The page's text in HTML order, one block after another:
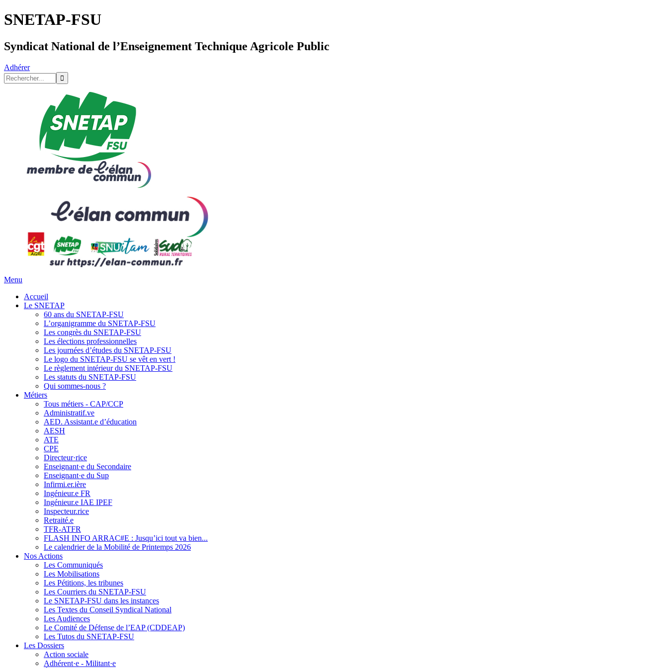
SNETAP-FSU
Syndicat National de l’Enseignement Technique Agricole Public
Adhérer
Menu
Accueil
Le SNETAP
60 ans du SNETAP-FSU
L’organigramme du SNETAP-FSU
Les congrès du SNETAP-FSU
Les élections professionnelles
Les journées d’études du SNETAP-FSU
Le logo du SNETAP-FSU se vêt en vert !
Le règlement intérieur du SNETAP-FSU
Les statuts du SNETAP-FSU
Qui sommes-nous ?
Métiers
Tous métiers - CAP/CCP
Administratif.ve
AED. Assistant.e d’éducation
AESH
ATE
CPE
Directeur·rice
Enseignant·e du Secondaire
Enseignant·e du Sup
Infirmi.er.ière
Ingénieur.e FR
Ingénieur.e IAE IPEF
Inspecteur.rice
Retraité.e
TFR-ATFR
FLASH INFO ARRAC#E : Jusqu’ici tout va bien...
Le calendrier de la Mobilité de Printemps 2026
Nos Actions
Les Communiqués
Les Mobilisations
Les Pétitions, les tribunes
Les Courriers du SNETAP-FSU
Le SNETAP-FSU dans les instances
Les Textes du Conseil Syndical National
Les Audiences
Le Comité de Défense de l’EAP (CDDEAP)
Les Tutos du SNETAP-FSU
Les Dossiers
Action sociale
Adhérent·e - Militant·e